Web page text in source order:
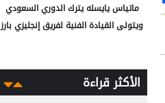
ماتياس يايسله يترك الدوري السعودي
ويتولى القيادة الفنية لفريق إنجليزي بارز
الأكثر قراءة